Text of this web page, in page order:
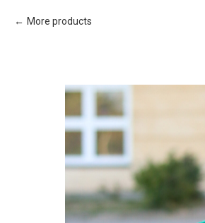
More products